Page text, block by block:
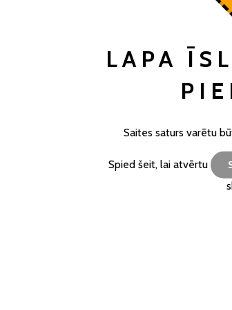
LAPA
Saites saturs varētu
Spied šeit, lai atvērtu